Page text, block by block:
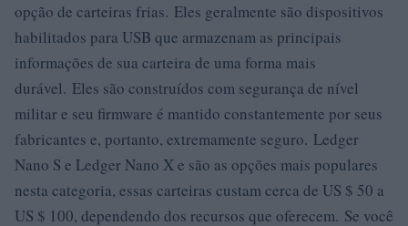
opção de carteiras frias. Eles geralmente são dispositivos
habilitados para USB que armazenam as principais
informações de sua carteira de uma forma mais
durável. Eles são construídos com segurança de nível
militar e seu firmware é mantido constantemente por seus
fabricantes e, portanto, extremamente seguro. Ledger
Nano S e Ledger Nano X e são as opções mais populares
nesta categoria, essas carteiras custam cerca de US $ 50 a
US $ 100, dependendo dos recursos que oferecem. Se você